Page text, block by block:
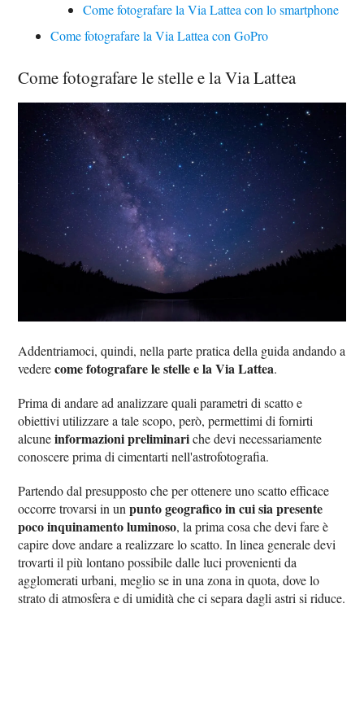
Come fotografare la Via Lattea con lo smartphone
Come fotografare la Via Lattea con GoPro
Come fotografare le stelle e la Via Lattea
Addentriamoci, quindi, nella parte pratica della guida andando a
vederecome fotografare le stelle e la Via Lattea.
Prima di andare ad analizzare quali parametri di scatto e
obiettivi utilizzare a tale scopo, però, permettimi di fornirti
alcuneinformazioni preliminariche devi necessariamente
conoscere prima di cimentarti nell'astrofotografia.
Partendo dal presupposto che per ottenere uno scatto efficace
occorre trovarsi in unpunto geografico in cui sia presente
poco inquinamento luminoso, la prima cosa che devi fare è
capire dove andare a realizzare lo scatto. In linea generale devi
trovarti il più lontano possibile dalle luci provenienti da
agglomerati urbani, meglio se in una zona in quota, dove lo
strato di atmosfera e di umidità che ci separa dagli astri si riduce.